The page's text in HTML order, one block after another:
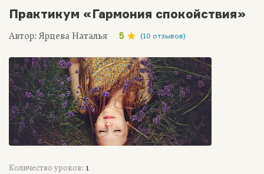
Практикум «Гармония спокойствия»
Автор: Ярцева Наталья 5 (10 отзывов)
Количество уроков: 1